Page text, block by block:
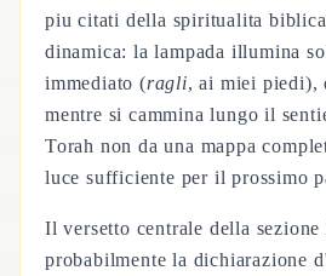
piu citati della spiritualita
dinamica: la lampada illumina
immediato (ragli, ai miei piedi),
mentre si cammina lungo il
Torah non da una mappa
luce sufficiente per il prossimo
Il versetto centrale della sezione
probabilmente la dichiarazione